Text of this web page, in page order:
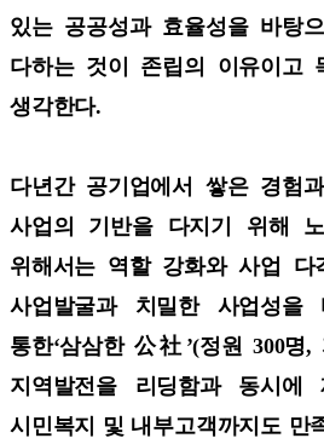
있는 공공성과 효율성을 바탕
다하는 것이 존립의 이유이고
생각한다.
다년간 공기업에서 쌓은 경험
사업의 기반을 다지기 위해
위해서는 역할 강화와 사업 다
사업발굴과 치밀한 사업성을
통한‘삼삼한 公社’(정원 300명,
지역발전을 리딩함과 동시에
시민복지 및 내부고객까지도 만